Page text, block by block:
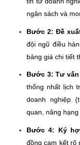
ngân sách và
Bước 2: Đề
đội ngũ điều
bảng giá chi tiết
Bước 3: Tư
thống nhất lịch
doanh nghiệp
quan, nâng
Bước 4: Ký
đồng cam kết rõ